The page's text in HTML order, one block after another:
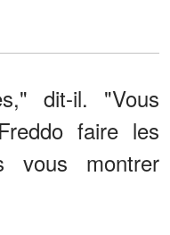
dit-il. "Vous
faire les
vous montrer